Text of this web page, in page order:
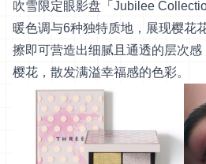
吹雪限定眼影盘「Jubilee
暖色调与6种独特质地，展现樱花
擦即可营造出细腻且通透的层次
樱花，散发满溢幸福感的色彩。